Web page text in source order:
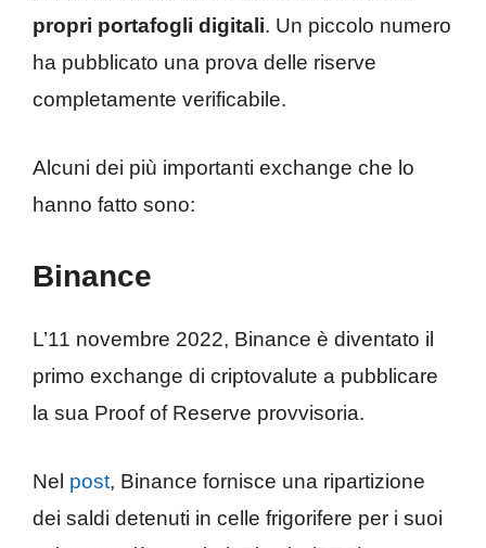
propri portafogli digitali. Un piccolo numero
ha pubblicato una prova delle riserve
completamente verificabile.
Alcuni dei più importanti exchange che lo
hanno fatto sono:
Binance
L’11 novembre 2022, Binance è diventato il
primo exchange di criptovalute a pubblicare
la sua Proof of Reserve provvisoria.
Nel post, Binance fornisce una ripartizione
dei saldi detenuti in celle frigorifere per i suoi